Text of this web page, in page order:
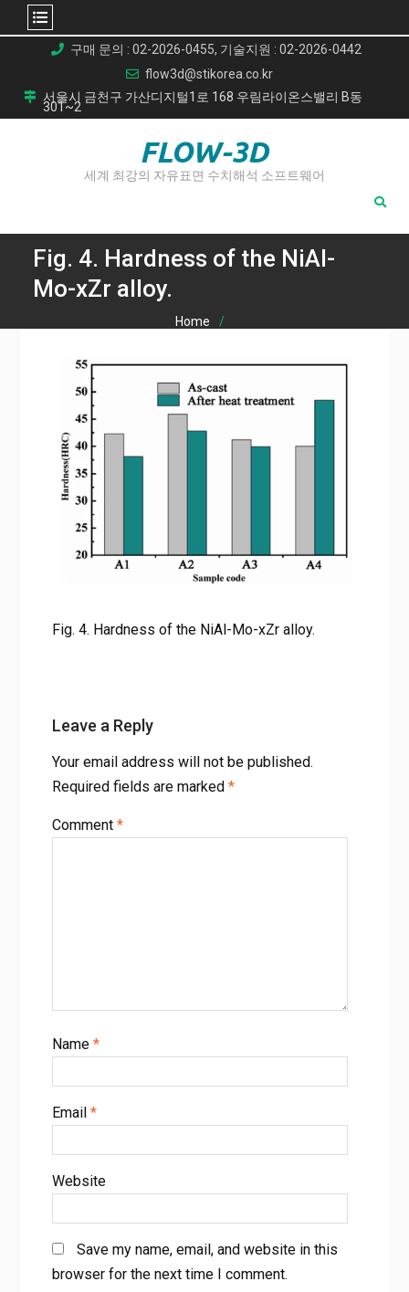
content
구매 문의 : 02-2026-0455, 기술지원 : 02-2026-0442
flow3d@stikorea.co.kr
서울시 금천구 가산디지털1로 168 우림라이온스밸리 B동
301~2
FLOW-3D
세계 최강의 자유표면 수치해석 소프트웨어
Fig. 4. Hardness of the NiAl-
Mo-xZr alloy.
Home
고온 강도를 위한 획기적인 공정
Fig. 4. Hardness of the NiAl-Mo-xZr alloy.
Fig. 4. Hardness of the NiAl-Mo-xZr alloy.
Leave a Reply
Your email address will not be published.
Required fields are marked *
Comment *
Name *
Email *
Website
Save my name, email, and website in this
browser for the next time I comment.